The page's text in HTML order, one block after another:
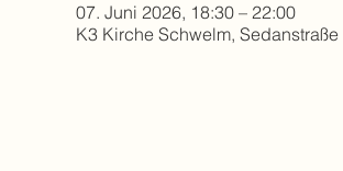
07. Juni 2026, 18:30 – 22:00
K3 Kirche Schwelm,